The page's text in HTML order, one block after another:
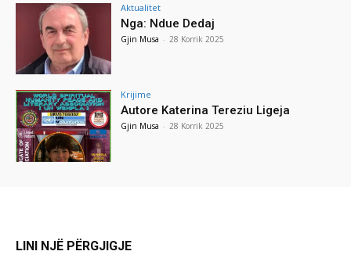
Aktualitet
Nga: Ndue Dedaj
Gjin Musa - 28 Korrik 2025
Krijime
Autore Katerina Tereziu Ligeja
Gjin Musa - 28 Korrik 2025
LINI NJË PËRGJIGJE